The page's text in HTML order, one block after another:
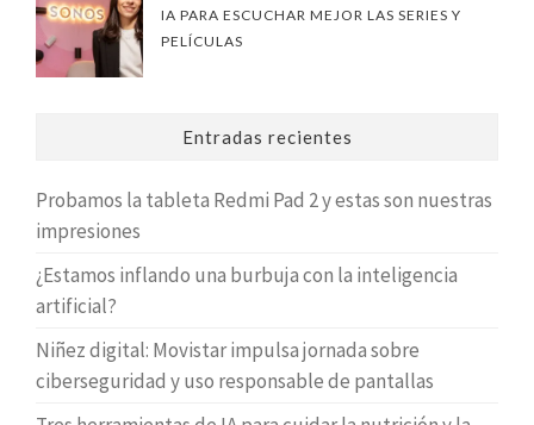
IA PARA ESCUCHAR MEJOR LAS SERIES Y
PELÍCULAS
Entradas recientes
Probamos la tableta Redmi Pad 2 y estas son nuestras
impresiones
¿Estamos inflando una burbuja con la inteligencia
artificial?
Niñez digital: Movistar impulsa jornada sobre
ciberseguridad y uso responsable de pantallas